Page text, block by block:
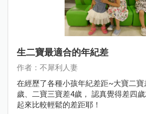
生二寶最適合的年紀差
作者：不犀利人妻
在經歷了各種小孩年紀差距~大寶二
歲、二寶三寶差4歲， 認真覺得差四
起來比較輕鬆的差距耶！